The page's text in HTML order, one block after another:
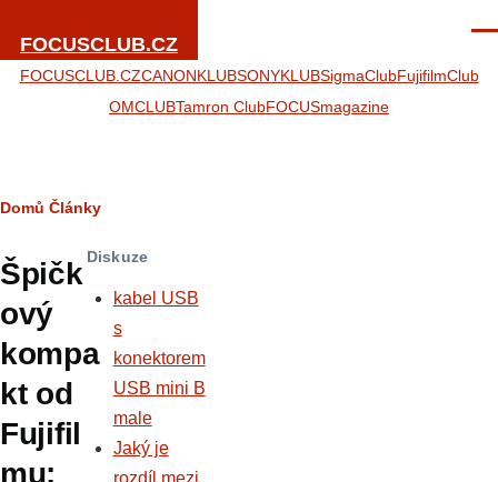
FOCUSCLUB.CZ
FOCUSCLUB.CZCANONKLUBSONYKLUBSigmaClubFujifilmClub
OMCLUBTamron ClubFOCUSmagazine
Drobečková
navigace
Domů Články
Špičk
ový
kompa
kt od
Fujifil
mu:
Diskuze
kabel USB
s
konektorem
USB mini B
male
Jaký je